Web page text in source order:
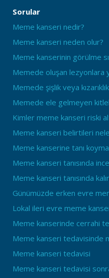
Sorular
Meme kanseri nedir?
Meme kanseri neden olur?
Meme kanserinin görülme
Memede oluşan lezyonlara
Memede şişlik veya
Memede ele gelmeyen
Kimler meme kanseri riski
Meme kanseri belirtileri
Meme kanserine tanı
Meme kanseri tanısında
Meme kanseri tanısında
Günümüzde erken evre
Lokal ileri evre meme
Meme kanserinde cerrahi
Meme kanseri tedavisinde
Meme kanseri tedavisi
Meme kanseri tedavisi